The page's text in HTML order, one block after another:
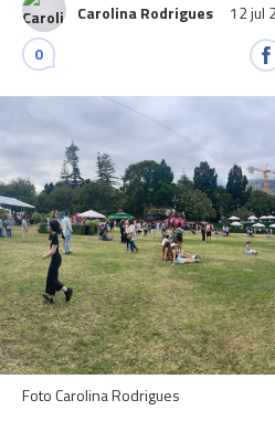
Carolina Rodrigues 12 jul
0
Foto Carolina Rodrigues